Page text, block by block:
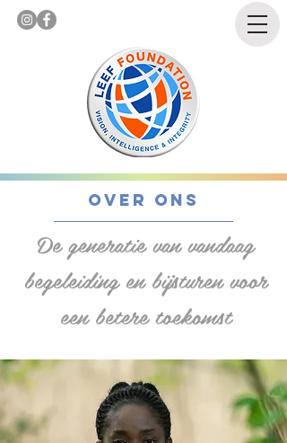
Over ons
De generatie van vandaag
begeleiding en bijsturen voor
een betere toekomst